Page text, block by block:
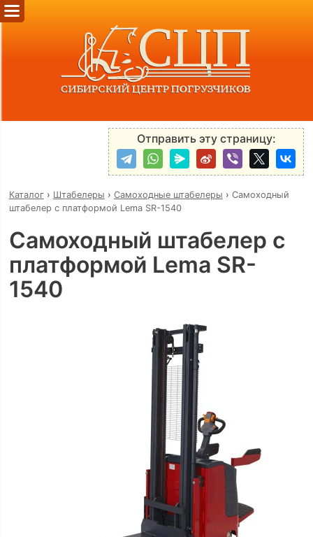
Отправить эту страницу:
Каталог› Штабелеры › Самоходные штабелеры › Самоходный
штабелер с платформой Lema SR-1540
Самоходный штабелер с
платформой Lema SR-
1540